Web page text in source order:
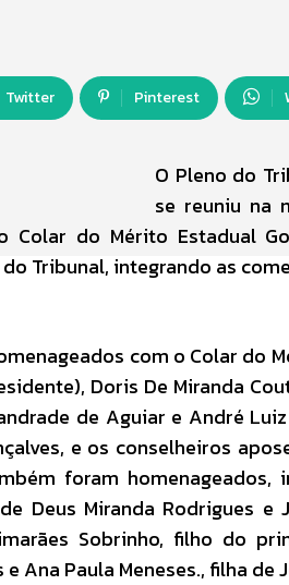
Twitter Pinterest
O Pleno do
se reuniu na
Colar do Mérito Estadual
Tribunal, integrando as
com o Colar do
Doris De Miranda
de Aguiar e André
e os conselheiros
foram homenageados,
Deus Miranda Rodrigues e
Sobrinho, filho do
Ana Paula Meneses., filha de